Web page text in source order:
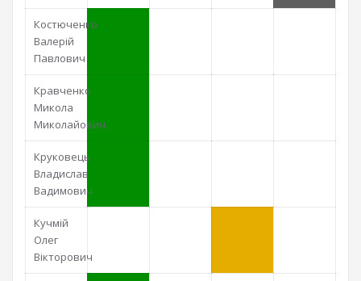
Костюченко
Валерій
Павлович
Кравченко
Микола
Миколайович
Круковець
Владислав
Вадимович
Кучмій
Олег
Вікторович